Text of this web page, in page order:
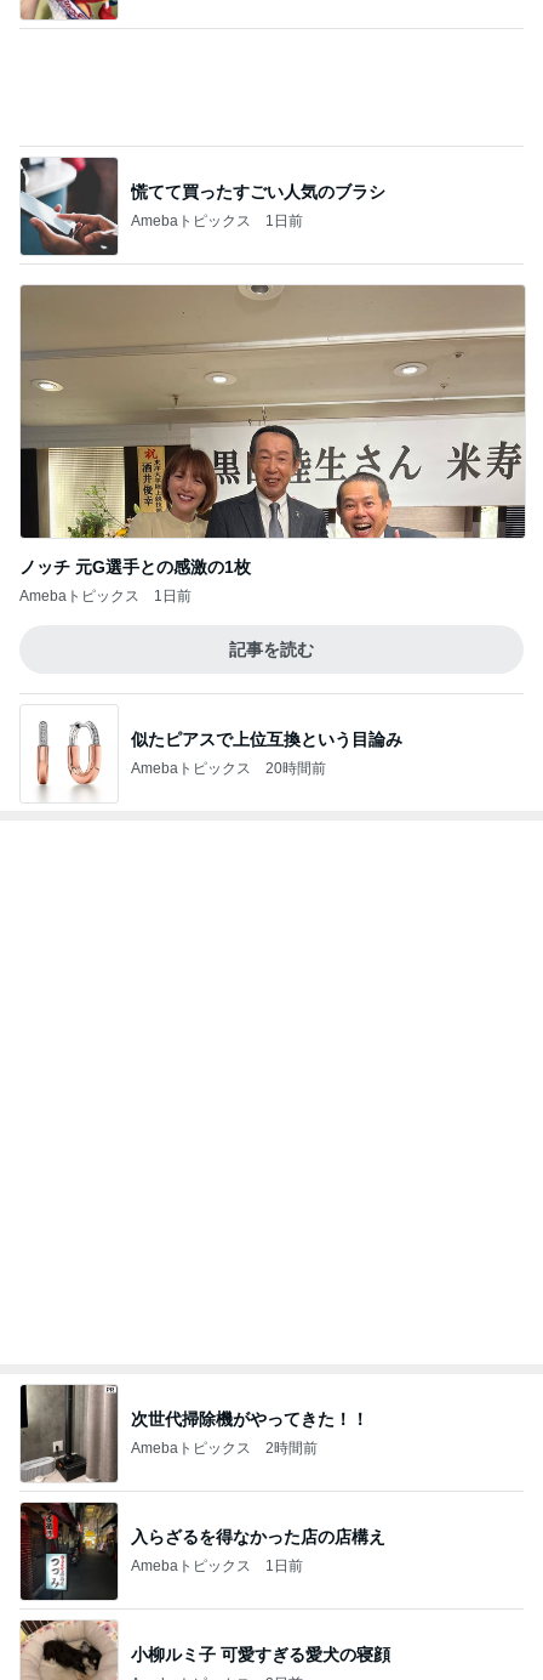
慌てて買ったすごい人気のブラシ
Amebaトピックス 1日前
ノッチ 元G選手との感激の1枚
Amebaトピックス 1日前
記事を読む
似たピアスで上位互換という目論み
Amebaトピックス 20時間前
次世代掃除機がやってきた！！
Amebaトピックス 2時間前
入らざるを得なかった店の店構え
Amebaトピックス 1日前
小柳ルミ子 可愛すぎる愛犬の寝顔